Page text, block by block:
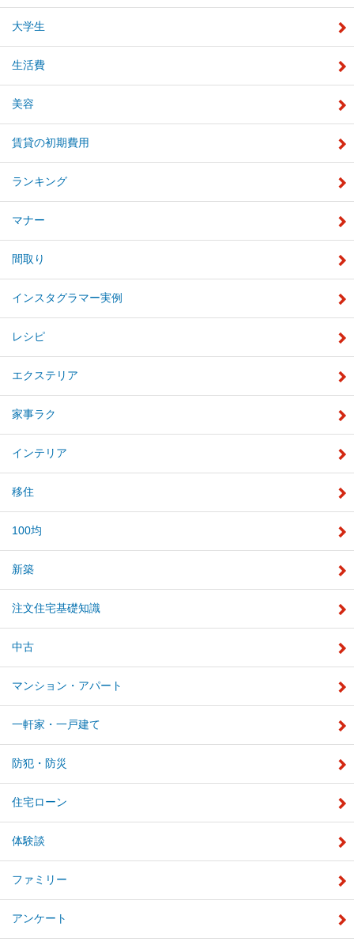
大学生
生活費
美容
賃貸の初期費用
ランキング
マナー
間取り
インスタグラマー実例
レシピ
エクステリア
家事ラク
インテリア
移住
100均
新築
注文住宅基礎知識
中古
マンション・アパート
一軒家・一戸建て
防犯・防災
住宅ローン
体験談
ファミリー
アンケート